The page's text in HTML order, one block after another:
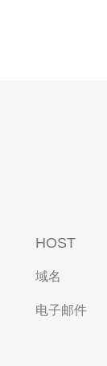
HOST
域名
电子邮件